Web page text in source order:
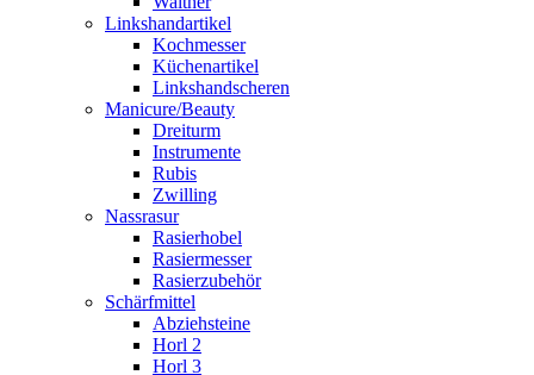
Linkshandartikel
Kochmesser
Küchenartikel
Linkshandscheren
Manicure/Beauty
Dreiturm
Instrumente
Rubis
Zwilling
Nassrasur
Rasierhobel
Rasiermesser
Rasierzubehör
Schärfmittel
Abziehsteine
Horl 2
Horl 3